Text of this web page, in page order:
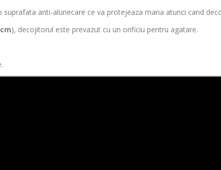
anti-alunecare ce va protejeaza mana atunci cand
), decojitorul este prevazut cu un orificiu pentru agatare.